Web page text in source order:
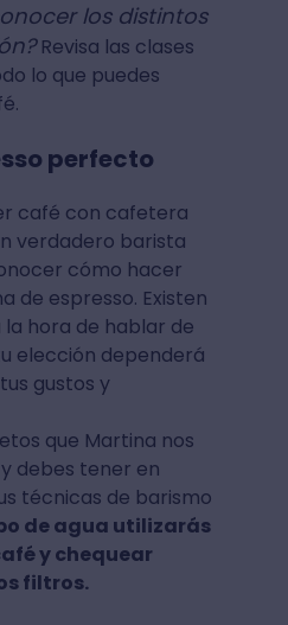
los distintos
Revisa las clases
lo que puedes
perfecto
café con cafetera
verdadero barista
cómo hacer
de espresso. Existen
hora de hablar de
elección dependerá
gustos y
que Martina nos
debes tener en
técnicas de barismo
de agua utilizarás
y chequear
filtros.